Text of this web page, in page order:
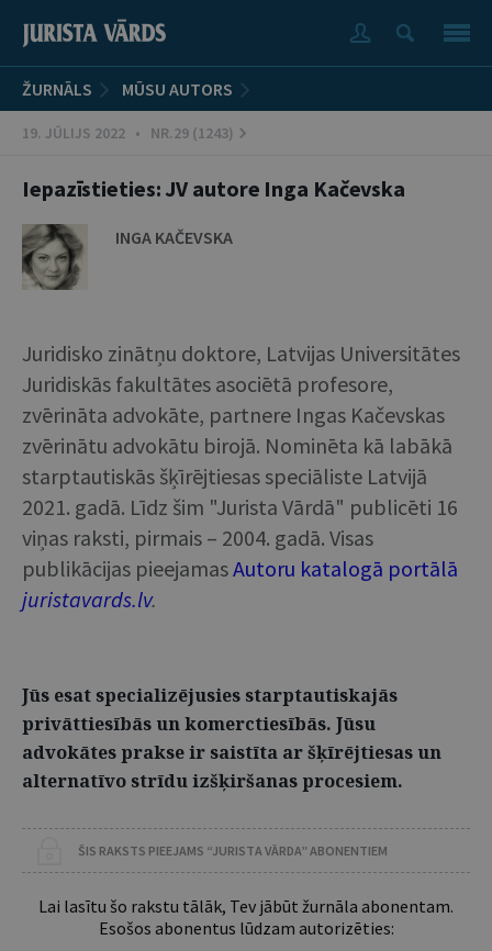
ŽURNĀLS MŪSU AUTORS
19. JŪLIJS 2022 • NR.29 (1243)
Iepazīstieties: JV autore Inga Kačevska
INGA KAČEVSKA
Juridisko zinātņu doktore, Latvijas Universitātes
Juridiskās fakultātes asociētā profesore,
zvērināta advokāte, partnere Ingas Kačevskas
zvērinātu advokātu birojā. Nominēta kā labākā
starptautiskās šķīrējtiesas speciāliste Latvijā
2021. gadā. Līdz šim "Jurista Vārdā" publicēti 16
viņas raksti, pirmais – 2004. gadā. Visas
publikācijas pieejamasAutoru katalogā portālā
juristavards.lv.
Jūs esat specializējusies starptautiskajās
privāttiesībās un komerctiesībās. Jūsu
advokātes prakse ir saistīta ar šķīrējtiesas un
alternatīvo strīdu izšķiršanas procesiem.
ŠIS RAKSTS PIEEJAMS “JURISTA VĀRDA” ABONENTIEM
Lai lasītu šo rakstu tālāk, Tev jābūt žurnāla abonentam.
Esošos abonentus lūdzam autorizēties: